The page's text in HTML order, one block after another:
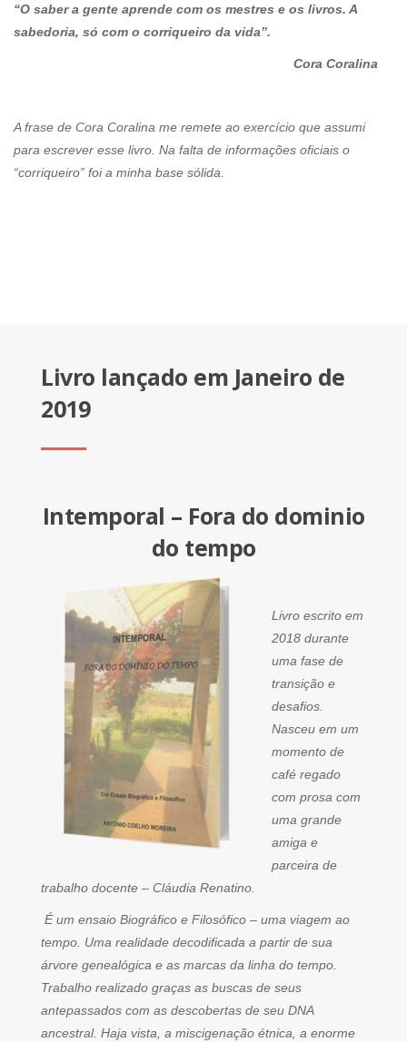
“O saber a gente aprende com os mestres e os livros. A
sabedoria, só com o corriqueiro da vida”.
Cora Coralina
A frase de Cora Coralina me remete ao exercício que assumi
para escrever esse livro. Na falta de informações oficiais o
“corriqueiro” foi a minha base sólida.
Livro lançado em Janeiro de
2019
Intemporal – Fora do dominio
do tempo
Livro escrito em
2018 durante
uma fase de
transição e
desafios.
Nasceu em um
momento de
café regado
com prosa com
uma grande
amiga e
parceira de
trabalho docente – Cláudia Renatino.
É um ensaio Biográfico e Filosófico – uma viagem ao
tempo. Uma realidade decodificada a partir de sua
árvore genealógica e as marcas da linha do tempo.
Trabalho realizado graças as buscas de seus
antepassados com as descobertas de seu DNA
ancestral. Haja vista, a miscigenação étnica, a enorme